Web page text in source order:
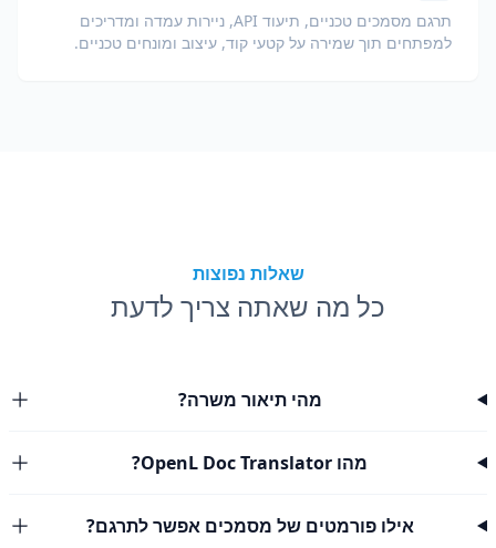
תרגם מסמכים טכניים, תיעוד API, ניירות עמדה ומדריכים
למפתחים תוך שמירה על קטעי קוד, עיצוב ומונחים טכניים.
שאלות נפוצות
כל מה שאתה צריך לדעת
מהי תיאור משרה?
מהו OpenL Doc Translator?
אילו פורמטים של מסמכים אפשר לתרגם?